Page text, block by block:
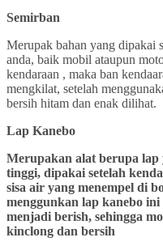
Semirban
Merupak bahan yang dipakai
anda, baik mobil ataupun
kendaraan , maka ban
mengkilat, setelah
bersih hitam dan enak dilihat.
Lap Kanebo
Merupakan alat berupa lap
tinggi, dipakai setelah
sisa air yang menempel di
menggunkan lap kanebo ini
menjadi berish, sehingga
kinclong dan bersih